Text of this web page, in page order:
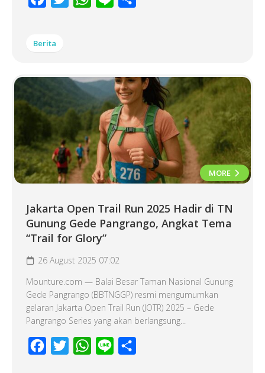
Berita
MORE
Jakarta Open Trail Run 2025 Hadir di TN
Gunung Gede Pangrango, Angkat Tema
“Trail for Glory”
26 August 2025 07:02
Mounture.com — Balai Besar Taman Nasional Gunung
Gede Pangrango (BBTNGGP) resmi mengumumkan
gelaran Jakarta Open Trail Run (JOTR) 2025 – Gede
Pangrango Series yang akan berlangsung...
Facebook
Twitter WhatsApp
Line